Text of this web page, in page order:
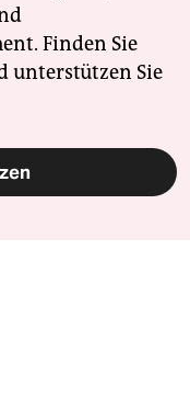
Finden Sie
unterstützen Sie